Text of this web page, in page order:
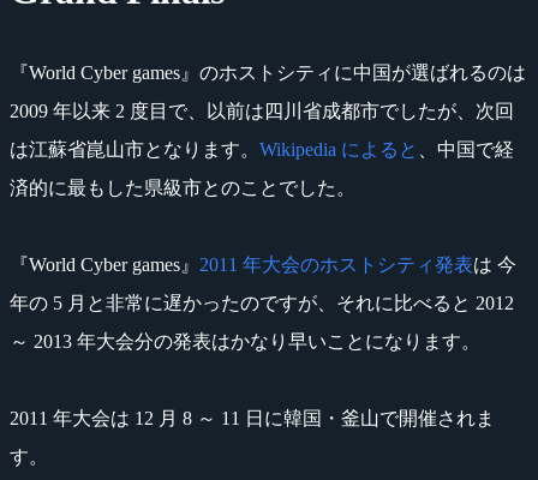
『World Cyber games』のホストシティに中国が選ばれるのは
2009 年以来 2 度目で、以前は四川省成都市でしたが、次回
は江蘇省崑山市となります。 Wikipedia によると
、中国で経
済的に最もした県級市とのことでした。
『World Cyber games』 2011 年大会のホストシティ発表は 今
年の 5 月と非常に遅かったのですが、それに比べると 2012
～ 2013 年大会分の発表はかなり早いことになります。
2011 年大会は 12 月 8 ～ 11 日に韓国・釜山で開催されま
す。